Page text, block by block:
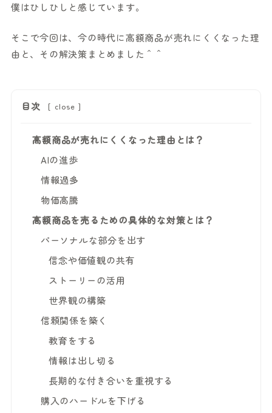
僕はひしひしと感じています。
そこで今回は、今の時代に高額商品が売れにくくなった理
由と、その解決策まとめました＾＾
目次 [ close ]
高額商品が売れにくくなった理由とは？
AIの進歩
情報過多
物価高騰
高額商品を売るための具体的な対策とは？
パーソナルな部分を出す
信念や価値観の共有
ストーリーの活用
世界観の構築
信頼関係を築く
教育をする
情報は出し切る
長期的な付き合いを重視する
購入のハードルを下げる